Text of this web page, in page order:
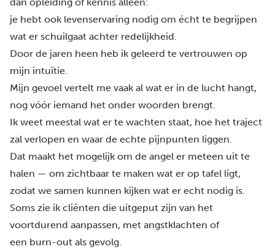
dan opleiding of kennis alleen:
je hebt ook levenservaring nodig om écht te begrijpen
wat er schuilgaat achter redelijkheid.
Door de jaren heen heb ik geleerd te vertrouwen op
mijn intuïtie.
Mijn gevoel vertelt me vaak al wat er in de lucht hangt,
nog vóór iemand het onder woorden brengt.
Ik weet meestal wat er te wachten staat, hoe het traject
zal verlopen en waar de echte pijnpunten liggen.
Dat maakt het mogelijk om de angel er meteen uit te
halen — om zichtbaar te maken wat er op tafel ligt,
zodat we samen kunnen kijken wat er echt nodig is.
Soms zie ik cliënten die uitgeput zijn van het
voortdurend aanpassen, met angstklachten of
een burn-out als gevolg.